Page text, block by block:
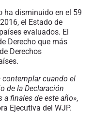
ha disminuido en el 59
el Estado de
evaluados. El
Derecho que más
Derechos
contemplar cuando el
de la Declaración
a finales de este año»,
Ejecutiva del WJP.